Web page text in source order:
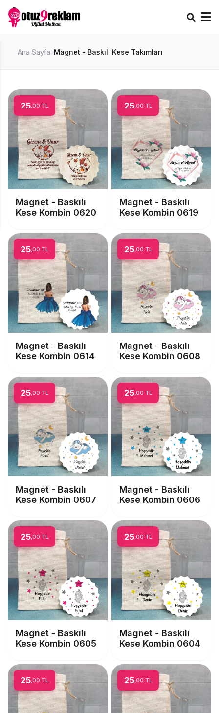
Ana Sayfa Magnet - Baskılı Kese Takımları
25 ,00 TL
Magnet - Baskılı
Kese Kombin 0620
25 ,00 TL
Magnet - Baskılı
Kese Kombin 0619
25 ,00 TL
Magnet - Baskılı
Kese Kombin 0614
25 ,00 TL
Magnet - Baskılı
Kese Kombin 0608
25 ,00 TL
Magnet - Baskılı
Kese Kombin 0607
25 ,00 TL
Magnet - Baskılı
Kese Kombin 0606
25 ,00 TL
Magnet - Baskılı
Kese Kombin 0605
25 ,00 TL
Magnet - Baskılı
Kese Kombin 0604
25 ,00 TL 25 ,00 TL